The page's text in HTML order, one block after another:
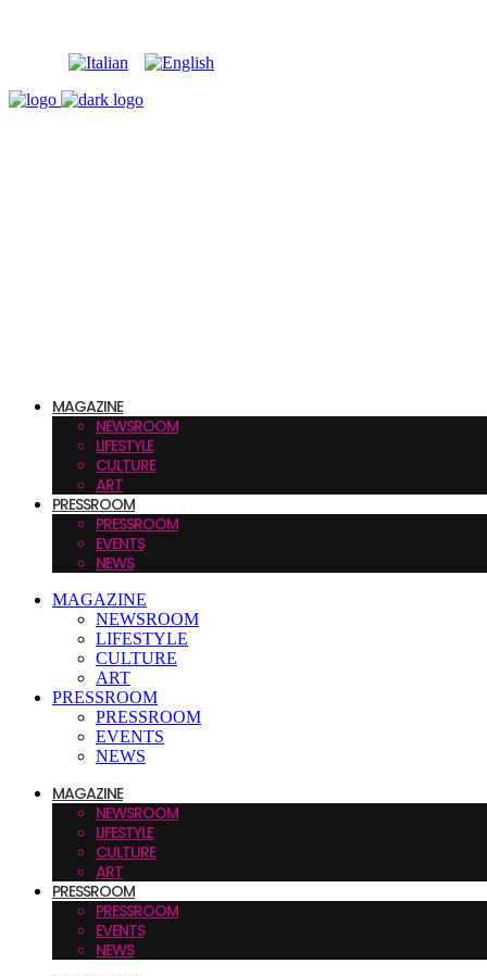
MAGAZINE
NEWSROOM
LIFESTYLE
CULTURE
ART
PRESSROOM
PRESSROOM
EVENTS
NEWS
MAGAZINE
NEWSROOM
LIFESTYLE
CULTURE
ART
PRESSROOM
PRESSROOM
EVENTS
NEWS
MAGAZINE
NEWSROOM
LIFESTYLE
CULTURE
ART
PRESSROOM
PRESSROOM
EVENTS
NEWS